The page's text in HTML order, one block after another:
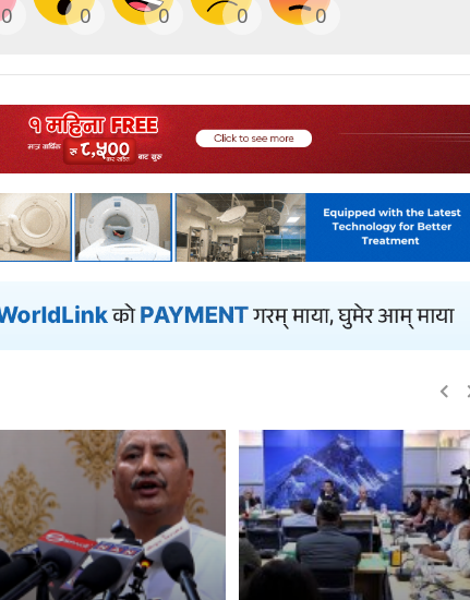
0 0 0 0 0